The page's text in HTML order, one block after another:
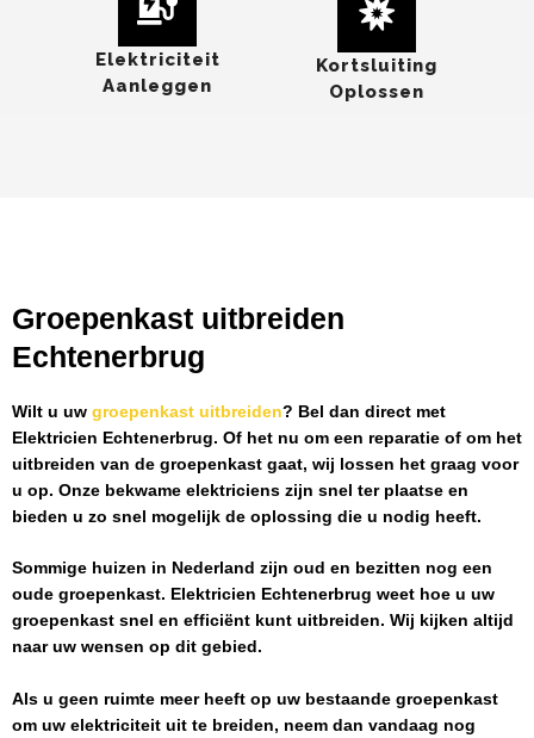
Elektriciteit
Aanleggen
Kortsluiting
Oplossen
Groepenkast uitbreiden
Echtenerbrug
Wilt u uw groepenkast uitbreiden? Bel dan direct met
Elektricien Echtenerbrug. Of het nu om een reparatie of om het
uitbreiden van de groepenkast gaat, wij lossen het graag voor
u op. Onze bekwame elektriciens zijn snel ter plaatse en
bieden u zo snel mogelijk de oplossing die u nodig heeft.
Sommige huizen in Nederland zijn oud en bezitten nog een
oude groepenkast. Elektricien Echtenerbrug weet hoe u uw
groepenkast snel en efficiënt kunt uitbreiden. Wij kijken altijd
naar uw wensen op dit gebied.
Als u geen ruimte meer heeft op uw bestaande groepenkast
om uw elektriciteit uit te breiden, neem dan vandaag nog